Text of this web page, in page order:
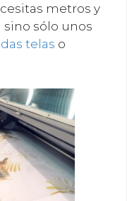
metros y
sólo unos
telas o